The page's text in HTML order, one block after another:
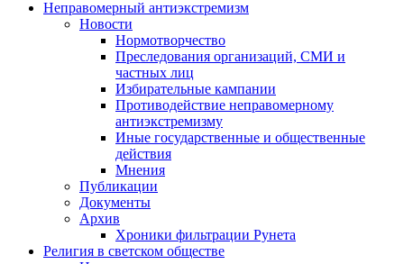
Неправомерный антиэкстремизм
Новости
Нормотворчество
Преследования организаций, СМИ и
частных лиц
Избирательные кампании
Противодействие неправомерному
антиэкстремизму
Иные государственные и общественные
действия
Мнения
Публикации
Документы
Архив
Хроники фильтрации Рунета
Религия в светском обществе